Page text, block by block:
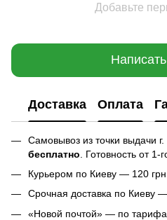
Добавьте
Доставка Оплата
Самовывоз из точки выдачи
бесплатно . Готовность от
Курьером по Киеву — 120 грн.
Срочная доставка по Киеву
«Новой почтой» — по